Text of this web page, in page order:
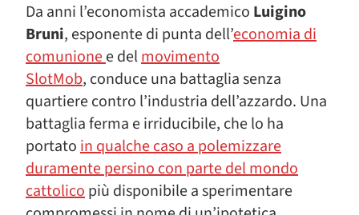
Da anni l’economista accademico Luigino
Bruni, esponente di punta dell’economia di
comunionee delmovimento
SlotMob, conduce una battaglia senza
quartiere contro l’industria dell’azzardo. Una
battaglia ferma e irriducibile, che lo ha
portatoin qualche caso a polemizzare
duramente persino con parte del mondo
cattolicopiù disponibile a sperimentare